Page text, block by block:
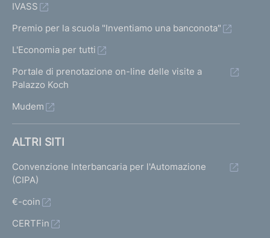
IVASS
Premio per la scuola "Inventiamo una banconota"
L'Economia per tutti
Portale di prenotazione on-line delle visite a
Palazzo Koch
Mudem
ALTRI SITI
Convenzione Interbancaria per l'Automazione
(CIPA)
€-coin
CERTFin